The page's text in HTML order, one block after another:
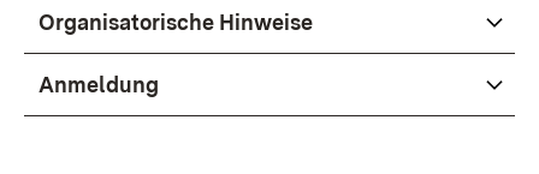
Organisatorische Hinweise
Anmeldung